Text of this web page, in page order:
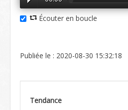
Écouter en boucle
Publiée le : 2020-08-30 15:32:18
Tendance